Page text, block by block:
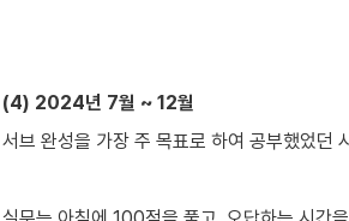
(4) 2024년 7월 ~ 12월
서브 완성을 가장 주 목표로 하여 공부했었던